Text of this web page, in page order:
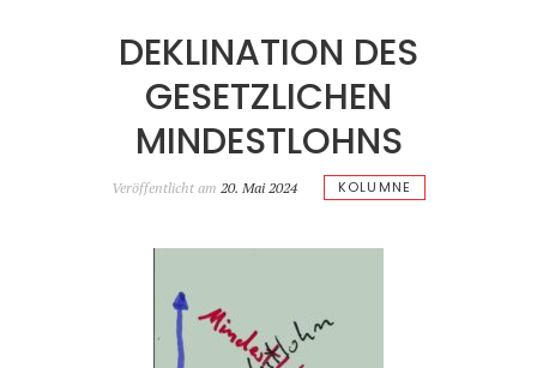
DEKLINATION DES
GESETZLICHEN
MINDESTLOHNS
Veröffentlicht am 20. Mai 2024 KOLUMNE